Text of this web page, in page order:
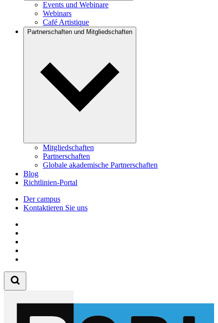
Events und Webinare
Webinars
Café Artistique
Partnerschaften und Mitgliedschaften
Mitgliedschaften
Partnerschaften
Globale akademische Partnerschaften
Blog
Richtlinien-Portal
Der campus
Kontaktieren Sie uns